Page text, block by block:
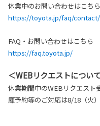
休業中のお問い合わせはこちら
https://toyota.jp/faq/contact/
FAQ・お問い合わせはこちら
https://faq.toyota.jp/
＜WEBリクエストについ
休業期間中のWEBリクエスト
庫予約等のご対応は8/18（火